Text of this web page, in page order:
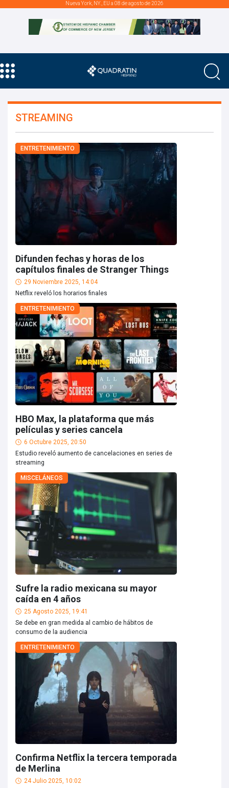
Nueva York, NY., EU a 08 de agosto de 2026
STREAMING
ENTRETENIMIENTO
Difunden fechas y horas de los
capítulos finales de Stranger Things
29 Noviembre 2025, 14:04
Netflix reveló los horarios finales
ENTRETENIMIENTO
HBO Max, la plataforma que más
películas y series cancela
6 Octubre 2025, 20:50
Estudio reveló aumento de cancelaciones en series de
streaming
MISCELÁNEOS
Sufre la radio mexicana su mayor
caída en 4 años
25 Agosto 2025, 19:41
Se debe en gran medida al cambio de hábitos de
consumo de la audiencia
ENTRETENIMIENTO
Confirma Netflix la tercera temporada
de Merlina
24 Julio 2025, 10:02